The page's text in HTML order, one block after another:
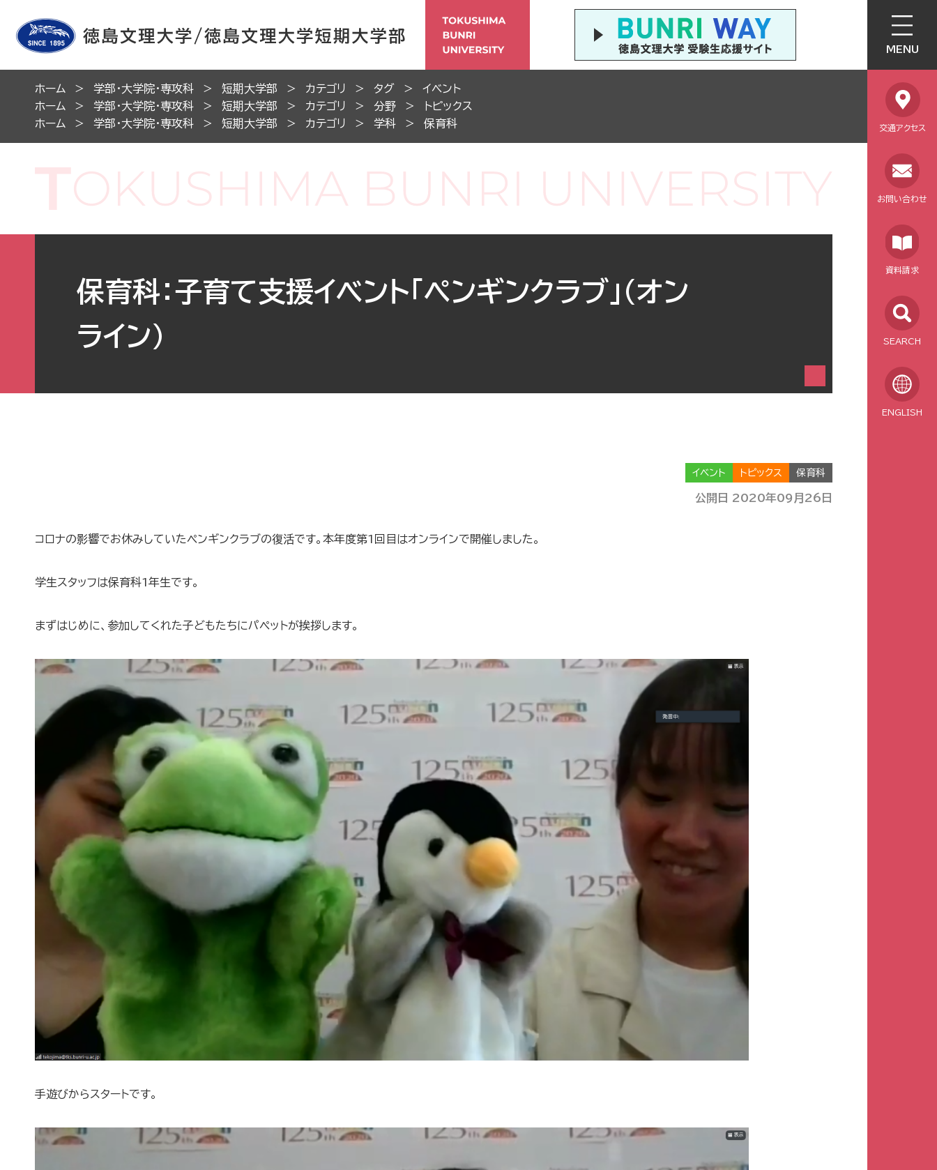
MENU
交通アクセス
お問い合わせ
資料請求
SEARCH
ENGLISH
ホーム 学部・大学院・専攻科 短期大学部 カテゴリ タグ
イベント
ホーム
学部・大学院・専攻科 短期大学部 カテゴリ 分野
トピックス
ホーム
学部・大学院・専攻科 短期大学部 カテゴリ 学科 保育科
保育科：子育て支援イベント「ペンギンクラブ」(オン
ライン)
イベント トピックス 保育科
公開日 2020年09月26日
コロナの影響でお休みしていたペンギンクラブの復活です。本年度第1回目はオンラインで開催しました。
学生スタッフは保育科1年生です。
まずはじめに、参加してくれた子どもたちにパペットが挨拶します。
手遊びからスタートです。